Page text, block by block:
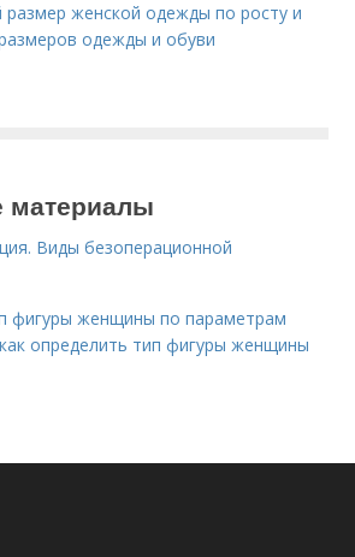
размер женской одежды по росту и
одежды и обуви
материалы
Виды безоперационной
фигуры женщины по параметрам
определить тип фигуры женщины